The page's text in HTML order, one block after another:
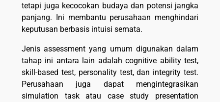
tetapi juga kecocokan budaya dan potensi jangka
panjang. Ini membantu perusahaan menghindari
keputusan berbasis intuisi semata.
Jenis assessment yang umum digunakan dalam
tahap ini antara lain adalah cognitive ability test,
skill-based test, personality test, dan integrity test.
Perusahaan juga dapat mengintegrasikan
simulation task atau case study presentation